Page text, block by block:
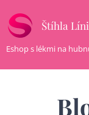
Štíhla
Eshop s lékmi na